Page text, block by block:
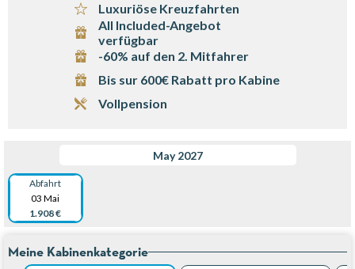
Luxuriöse Kreuzfahrten
All Included-Angebot
verfügbar
-60% auf den 2. Mitfahrer
Bis sur 600€ Rabatt pro Kabine
Vollpension
May 2027
Abfahrt
03 Mai
1.908 €
Meine Kabinenkategorie